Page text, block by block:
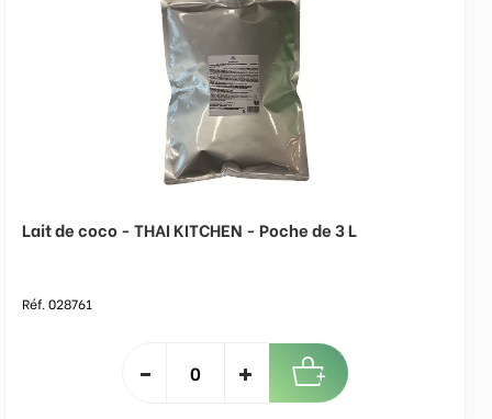
Lait de coco - THAI KITCHEN - Poche de 3 L
Réf. 028761